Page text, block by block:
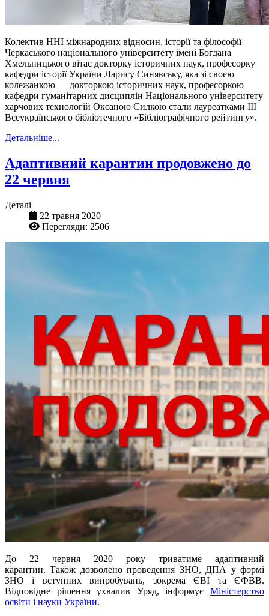
Колектив ННІ міжнародних відносин, історії та філософії
Черкаського національного університету імені Богдана
Хмельницького вітає докторку історичних наук, професорку
кафедри історії України Ларису Синявську, яка зі своєю
колежанкою — докторкою історичних наук, професоркою
кафедри гуманітарних дисциплін Національного університету
харчових технологій Оксаною Силкою стали лауреатками ІІІ
Всеукраїнського бібліотечного «Бібліографічного рейтингу».
Детальніше...
Адаптивний карантин продовжено до
22 червня
Деталі
22 травня 2020
Перегляди: 2506
До 22 червня 2020 року триватиме адаптивний
карантин.Також дозволено проведення ЗНО, ДПА у формі
ЗНО і вступних випробувань, зокрема ЄВІ та ЄФВВ.
Відповідне рішення ухвалив Уряд, інформує Міністерство
освіти і науки України.